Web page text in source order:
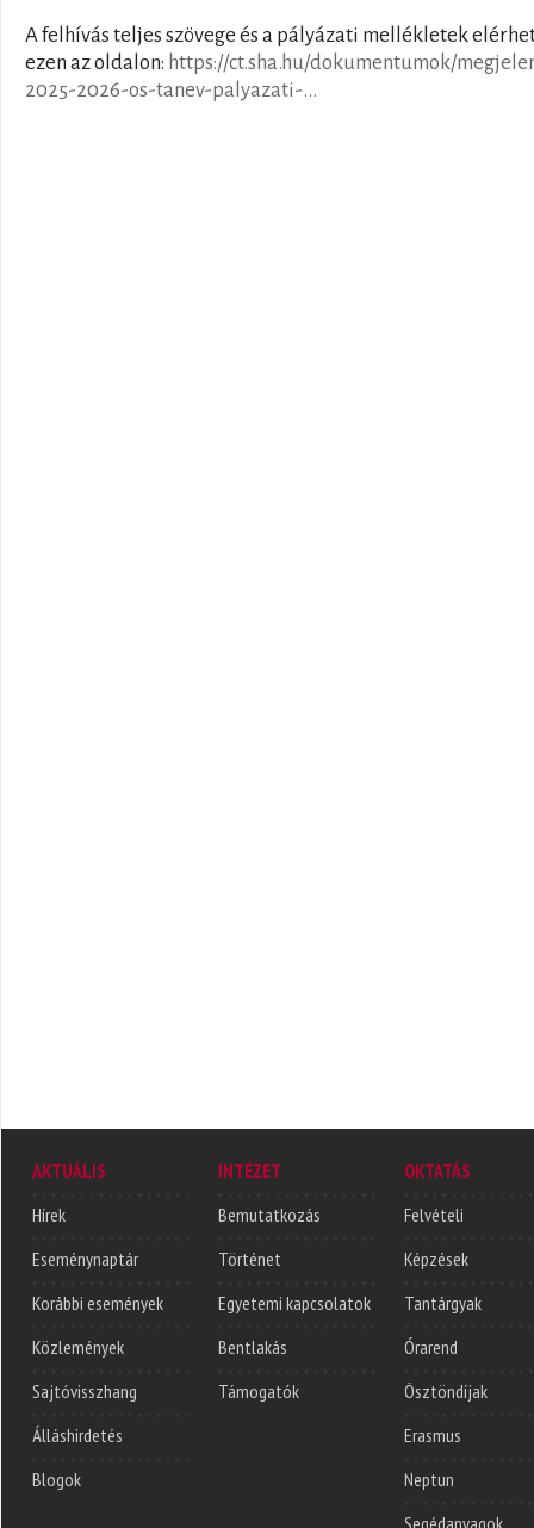
A felhívás teljes szövege és a pályázati mellékletek
ezen az oldalon: https://ct.sha.hu/dokumentumok/
2025-2026-os-tanev-palyazati-...
AKTUÁLIS
Hírek
Eseménynaptár
Korábbi események
Közlemények
Sajtóvisszhang
Álláshirdetés
Blogok
INTÉZET
Bemutatkozás
Történet
Egyetemi kapcsolatok
Bentlakás
Támogatók
OKTATÁS
Felvételi
Képzések
Tantárgyak
Órarend
Ösztöndíjak
Erasmus
Neptun
Segédanyagok